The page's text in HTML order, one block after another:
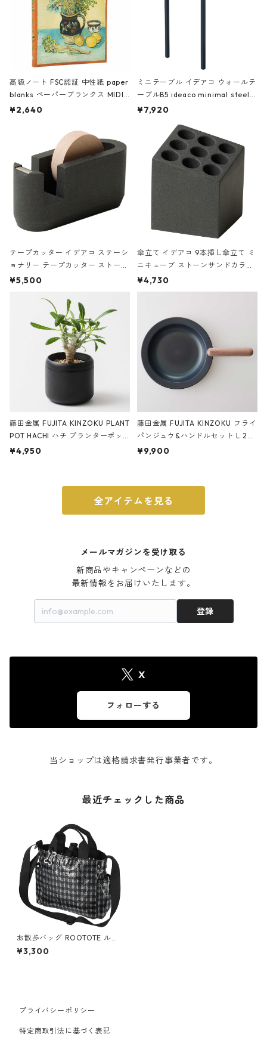
高級ノート FSC認証 中性紙 paper
blanks ペーパーブランクス MIDI
ハードカバー 罫線 ヴァン・ゴッホ
¥2,640
ミニテーブル イデアコ ウォールテ
ーブルB5 ideaco minimal steel f
urniture WALL Table B5 ネイビー
¥7,920
テープカッター イデアコ ステーシ
ョナリー テープカッター ストーン
サンドカラー 石調 ideaco Station
¥5,500
傘立て イデアコ 9本挿し傘立て ミ
ニキューブ ストーンサンドカラー
石調 ideaco Umbrella Stand CUB
E ストーンサンドブラック
¥4,730
藤田金属 FUJITA KINZOKU PLANT
POT HACHI ハチ プランターポッ
ト 3号 ブラック
¥4,950
藤田金属 FUJITA KINZOKU フライ
パンジュウ&ハンドルセット L 24c
m ガス火・IH対応 鉄フライパン
¥9,900
全アイテムを見る
メールマガジンを受け取る
新商品やキャンペーンなどの
最新情報をお届けいたします。
登録
X
フォローする
当ショップは適格請求書発行事業者です。
最近チェックした商品
お散歩バッグ ROOTOTE ルー
トート スクエア.ドッグ.タープ
犬用ペットグッズ クリアブラ
¥3,300
プライバシーポリシー
特定商取引法に基づく表記